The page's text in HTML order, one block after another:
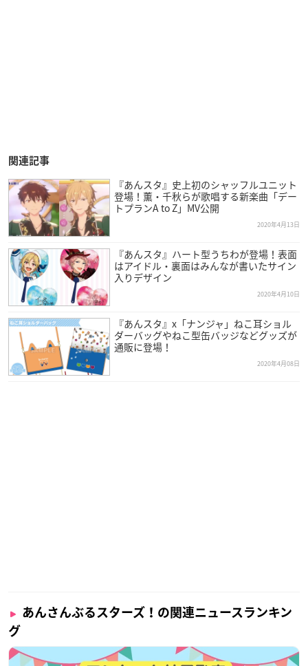
関連記事
『あんスタ』史上初のシャッフルユニット
登場！薫・千秋らが歌唱する新楽曲「デー
トプランA to Z」MV公開
2020年4月13日
『あんスタ』ハート型うちわが登場！表面
はアイドル・裏面はみんなが書いたサイン
入りデザイン
2020年4月10日
『あんスタ』x「ナンジャ」ねこ耳ショル
ダーバッグやねこ型缶バッジなどグッズが
通販に登場！
2020年4月08日
あんさんぶるスターズ！の関連ニュースランキン
グ